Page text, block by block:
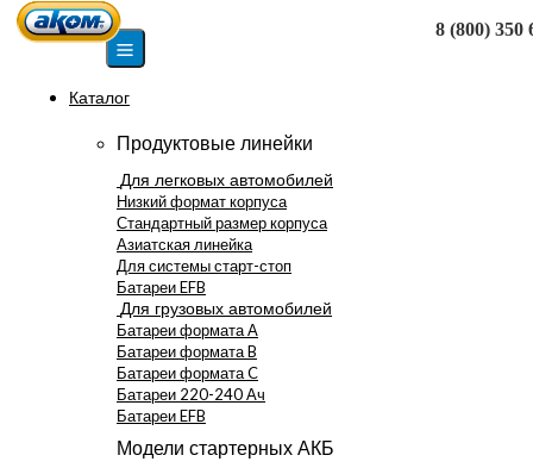
Москва 8 (800) 350
Каталог
Продуктовые линейки
Для легковых автомобилей
Низкий формат корпуса
Стандартный размер корпуса
Азиатская линейка
Для системы старт-стоп
Батареи EFB
Для грузовых автомобилей
Батареи формата А
Батареи формата B
Батареи формата C
Батареи 220-240 Ач
Батареи EFB
Модели стартерных АКБ